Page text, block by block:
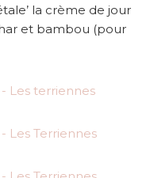
la crème de jour
et bambou (pour